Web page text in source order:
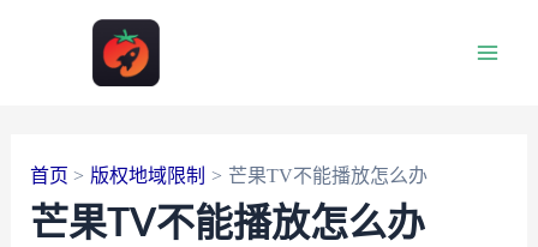
首页 版权地域限制 芒果TV不能播放怎么办
芒果TV不能播放怎么办